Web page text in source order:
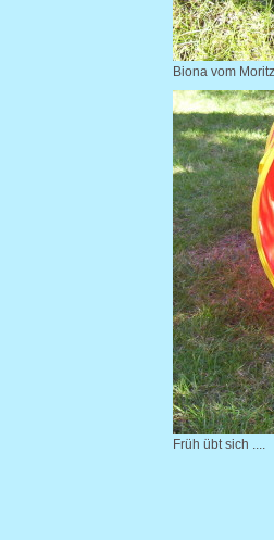
Biona vom
Früh übt sich ....